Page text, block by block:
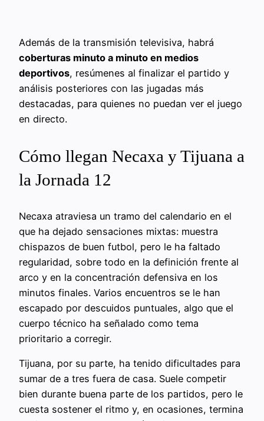
Además de la transmisión televisiva, habrá
coberturas minuto a minuto en medios
deportivos, resúmenes al finalizar el partido y
análisis posteriores con las jugadas más
destacadas, para quienes no puedan ver el juego
en directo.
Cómo llegan Necaxa y Tijuana a
la Jornada 12
Necaxa atraviesa un tramo del calendario en el
que ha dejado sensaciones mixtas: muestra
chispazos de buen futbol, pero le ha faltado
regularidad, sobre todo en la definición frente al
arco y en la concentración defensiva en los
minutos finales. Varios encuentros se le han
escapado por descuidos puntuales, algo que el
cuerpo técnico ha señalado como tema
prioritario a corregir.
Tijuana, por su parte, ha tenido dificultades para
sumar de a tres fuera de casa. Suele competir
bien durante buena parte de los partidos, pero le
cuesta sostener el ritmo y, en ocasiones, termina